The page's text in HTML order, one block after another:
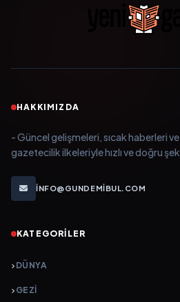
HAKKIMIZDA
- Güncel gelişmeleri, sıcak haberleri ve
gazetecilik ilkeleriyle hızlı ve doğru
INFO@GUNDEMIBUL.COM
KATEGORILER
DÜNYA
GEZI